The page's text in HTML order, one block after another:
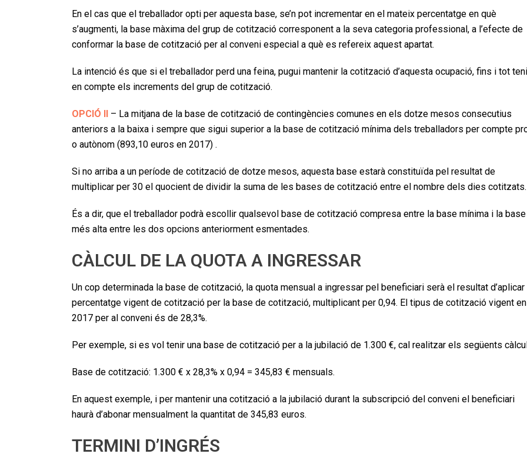
En el cas que el treballador opti per aquesta base, se’n pot incrementar en el mateix percentatge en què
s’augmenti, la base màxima del grup de cotització corresponent a la seva categoria professional, a l’efecte de
conformar la base de cotització per al conveni especial a què es refereix aquest apartat.
La intenció és que si el treballador perd una feina, pugui mantenir la cotització d’aquesta ocupació, fins i tot
en compte els increments del grup de cotització.
OPCIÓ II
– La mitjana de la base de cotització de contingències comunes en els dotze mesos consecutius
anteriors a la baixa i sempre que sigui superior a la base de cotització mínima dels treballadors per compte
o autònom (893,10 euros en 2017) .
Si no arriba a un període de cotització de dotze mesos, aquesta base estarà constituïda pel resultat de
multiplicar per 30 el quocient de dividir la suma de les bases de cotització entre el nombre dels dies cotitzats.
És a dir, que el treballador podrà escollir qualsevol base de cotització compresa entre la base mínima i la base
més alta entre les dos opcions anteriorment esmentades.
CÀLCUL DE LA QUOTA A INGRESSAR
Un cop determinada la base de cotització, la quota mensual a ingressar pel beneficiari serà el resultat d’aplicar
percentatge vigent de cotització per la base de cotització, multiplicant per 0,94. El tipus de cotització vigent en
2017 per al conveni és de 28,3%.
Per exemple, si es vol tenir una base de cotització per a la jubilació de 1.300 €, cal realitzar els següents
Base de cotització: 1.300 € x 28,3% x 0,94 = 345,83 € mensuals.
En aquest exemple, i per mantenir una cotització a la jubilació durant la subscripció del conveni el beneficiari
haurà d’abonar mensualment la quantitat de 345,83 euros.
TERMINI D’INGRÉS